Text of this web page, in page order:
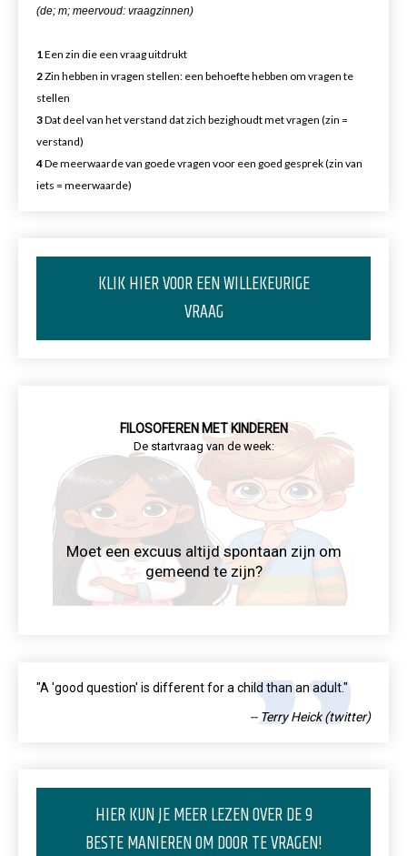
(de; m; meervoud: vraagzinnen)
1Een zin die een vraag uitdrukt
2Zin hebben in vragen stellen: een behoefte hebben om vragen te
stellen
3Dat deel van het verstand dat zich bezighoudt met vragen (zin =
verstand)
4De meerwaarde van goede vragen voor een goed gesprek (zin van
iets = meerwaarde)
KLIK HIER VOOR EEN WILLEKEURIGE
VRAAG
FILOSOFEREN MET KINDEREN
De startvraag van de week:
Moet een excuus altijd spontaan zijn om
gemeend te zijn?
"A 'good question' is different for a child than an adult."
-- Terry Heick (twitter)
HIER KUN JE MEER LEZEN OVER DE 9
BESTE MANIEREN OM DOOR TE VRAGEN!